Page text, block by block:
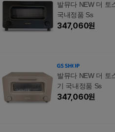
발뮤다 NEW 더 토
국내정품 Ss
347,060원
발뮤다 NEW 더 토
기 국내정품 Ss
347,060원